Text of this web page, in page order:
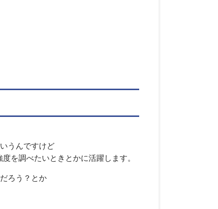
うんですけど
を調べたいときとかに活躍します。
ろう？とか